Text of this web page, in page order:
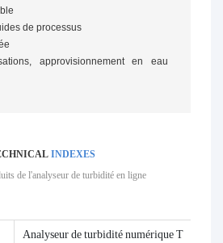
de processus
approvisionnement en eau
INDEXES
de l'analyseur de turbidité en ligne
Analyseur de turbidité numérique T